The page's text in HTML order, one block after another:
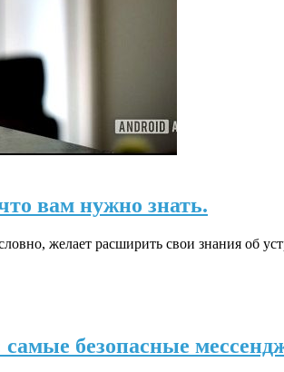
вам нужно знать.
желает расширить свои знания об
безопасные